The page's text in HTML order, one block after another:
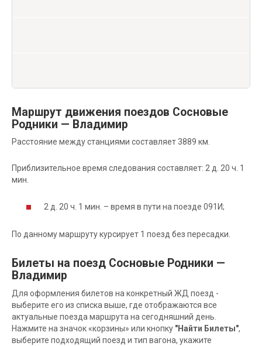
Маршрут движения поездов Сосновые
Родники — Владимир
Расстояние между станциями составляет 3889 км.
Приблизительное время следования составляет: 2 д. 20 ч. 1
мин.
2 д. 20 ч. 1 мин. – время в пути на поезде 091И;
По данному маршруту курсирует 1 поезд без пересадки.
Билеты на поезд Сосновые Родники —
Владимир
Для оформления билетов на конкретный ЖД поезд -
выберите его из списка выше, где отображаются все
актуальные поезда маршрута на сегодняшний день.
Нажмите на значок «корзины» или кнопку "Найти Билеты",
выберите подходящий поезд и тип вагона, укажите